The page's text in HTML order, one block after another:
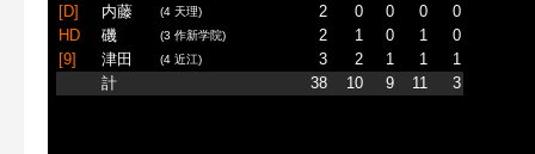
[D]
内藤 (4 天理) 2 0 0 0
0
HD
磯 (3 作新学院) 2 1 0 1
0
[9]
津田 (4 近江) 3 2 1 1
1
計
38 10 9 11 3